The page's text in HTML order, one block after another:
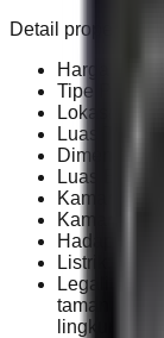
Detail properti:
Harga: Rp
Tipe
Lokasi:
Luas Tanah:
Dimensi: 6 x
Luas
Kamar Tidur:
Kamar
Hadap:
Listrik: 1.300
Legalitas:
taman,
lingkungan